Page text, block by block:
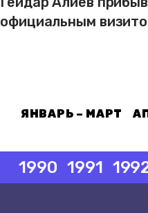
официальным
ЯНВАРЬ – МАРТ
1990 1991